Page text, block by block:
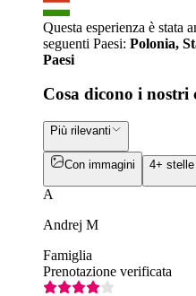
Questa esperienza è stata
seguenti Paesi: Polonia,
Paesi
Cosa dicono i nostri
Più rilevanti
Con immagini 4+ stelle
A
Andrej M
Famiglia
Prenotazione verificata